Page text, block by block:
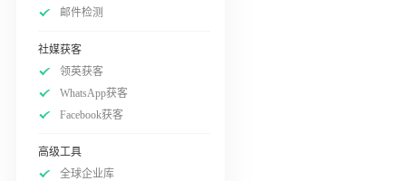
邮件检测
社媒获客
领英获客
WhatsApp获客
Facebook获客
高级工具
全球企业库